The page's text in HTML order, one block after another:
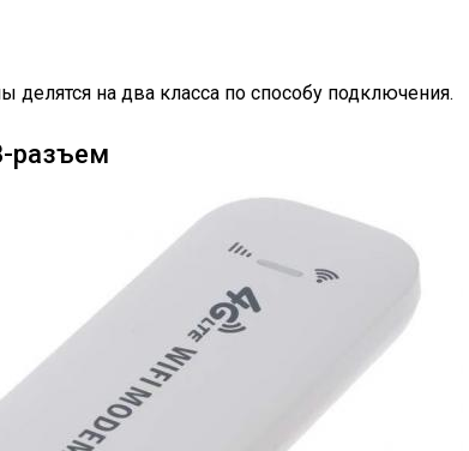
на два класса по способу подключения.
разъем